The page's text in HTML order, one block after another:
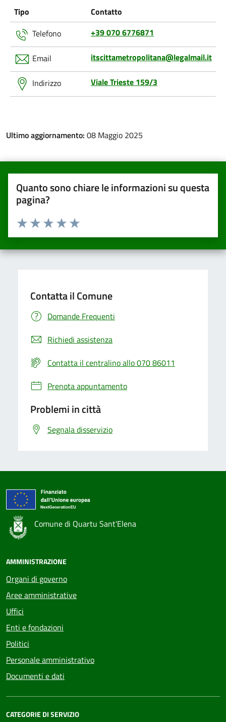
Tipo
Contatto
Telefono
+39 070 6776871
Email itscittametropolitana@legalmail.it
Indirizzo Viale Trieste 159/3
Ultimo aggiornamento: 08 Maggio 2025
Quanto sono chiare le informazioni su questa
pagina?
Valuta da 1 a 5 stelle la pagina
Valuta 5 stelle su 5
Valuta 4 stelle su 5
Valuta 3 stelle su 5
Valuta 2 stelle su 5
Valuta una stella su 5
Contatta il Comune
Domande Frequenti
Richiedi assistenza
Contatta il centralino allo 070 86011
Prenota appuntamento
Problemi in città
Segnala disservizio
Comune di Quartu Sant'Elena
AMMINISTRAZIONE
Organi di governo
Aree amministrative
Uffici
Enti e fondazioni
Politici
Personale amministrativo
Documenti e dati
CATEGORIE DI SERVIZIO